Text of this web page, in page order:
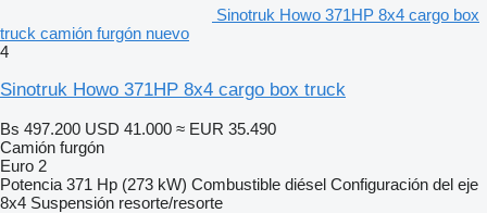
Sinotruk Howo 371HP 8x4 cargo box
truck camión furgón nuevo
4
Sinotruk Howo 371HP 8x4 cargo box truck
Bs 497.200 USD 41.000 ≈ EUR 35.490
Camión furgón
Euro 2
Potencia 371 Hp (273 kW) Combustible diésel Configuración del eje
8x4 Suspensión resorte/resorte